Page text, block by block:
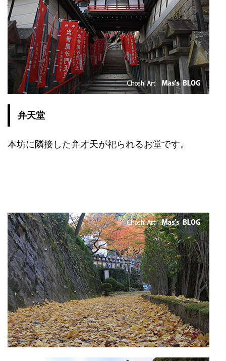
弁天堂
本坊に隣接した弁才天が祀られるお堂です。